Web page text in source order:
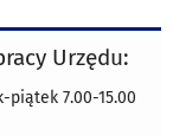
Urzędu:
piątek 7.00-15.00